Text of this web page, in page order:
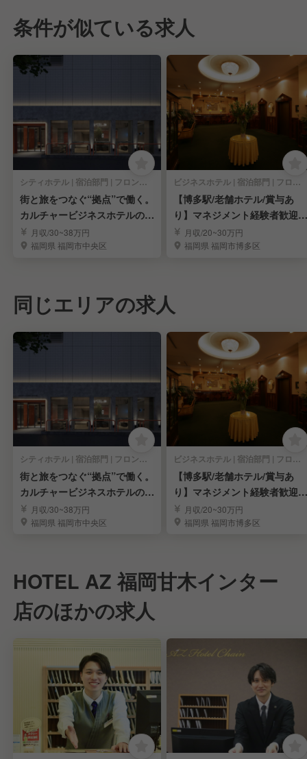
条件が似ている求人
シティホテル | 宿泊部門 | フロントスタッフ
街と旅をつなぐ“拠点”で働く。
カルチャービジネスホテルのフ
ロント
月収/30~38万円
福岡県 福岡市中央区
ビジネスホテル | 宿泊部門 | フロントスタッフ
【博多駅/老舗ホテル/賞与あ
り】マネジメント経験者歓迎！
フロント急募◎
月収/20~30万円
福岡県 福岡市博多区
同じエリアの求人
シティホテル | 宿泊部門 | フロントスタッフ
街と旅をつなぐ“拠点”で働く。
カルチャービジネスホテルのフ
ロント
月収/30~38万円
福岡県 福岡市中央区
ビジネスホテル | 宿泊部門 | フロントスタッフ
【博多駅/老舗ホテル/賞与あ
り】マネジメント経験者歓迎！
フロント急募◎
月収/20~30万円
福岡県 福岡市博多区
HOTEL AZ 福岡甘木インター
店のほかの求人